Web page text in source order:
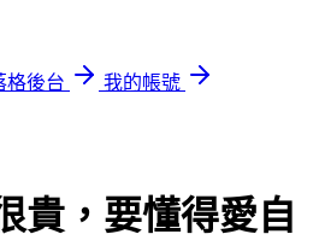
格後台
我的帳號
貴，要懂得愛自